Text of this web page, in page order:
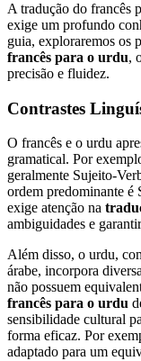
A tradução do francês
exige um profundo
guia, exploraremos os
francês para o urdu,
precisão e fluidez.
Contrastes
O francês e o urdu
gramatical. Por
geralmente Sujeito-
ordem predominante
exige atenção na
ambiguidades e
Além disso, o urdu,
árabe, incorpora
não possuem
francês para o urdu
sensibilidade cultural
forma eficaz. Por
adaptado para um